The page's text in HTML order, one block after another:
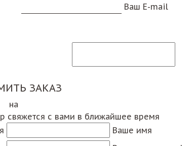
Ваш E-mail
ЗАКАЗ
на
свяжется с вами в ближайшее время
Ваше имя